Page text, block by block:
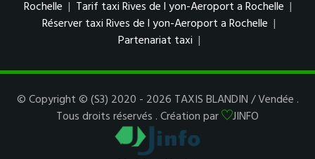
Rochelle | Tarif taxi Rives de l yon-Aeroport a Rochelle |
Réserver taxi Rives de l yon-Aeroport a Rochelle |
Partenariat taxi |
© Copyright © (S3) 2020 - 2026 TAXIS BLANDIN / Vendée .
Tous droits réservés . Création par
JINFO